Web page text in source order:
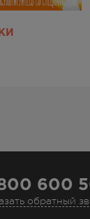
600
обратный